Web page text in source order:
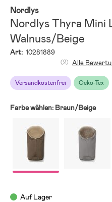
Nordlys
Nordlys Thyra Mini
Walnuss/Beige
Art: 10281889
Versandkostenfrei Oeko-Tex
(2) Alle
Farbe wählen: Braun/Beige
Auf Lager